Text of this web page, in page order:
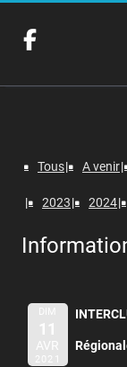
Tous A venir
2023 2024
DIM
11
AVR
2021